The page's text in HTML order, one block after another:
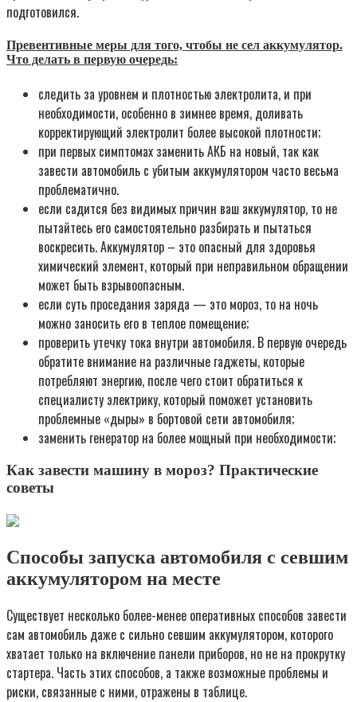
подготовился.
Превентивные меры для того, чтобы не сел аккумулятор.
Что делать в первую очередь:
следить за уровнем и плотностью электролита, и при
необходимости, особенно в зимнее время, доливать
корректирующий электролит более высокой плотности;
при первых симптомах заменить АКБ на новый, так как
завести автомобиль с убитым аккумулятором часто весьма
проблематично.
если садится без видимых причин ваш аккумулятор, то не
пытайтесь его самостоятельно разбирать и пытаться
воскресить. Аккумулятор – это опасный для здоровья
химический элемент, который при неправильном обращении
может быть взрывоопасным.
если суть проседания заряда — это мороз, то на ночь
можно заносить его в теплое помещение;
проверить утечку тока внутри автомобиля. В первую очередь
обратите внимание на различные гаджеты, которые
потребляют энергию, после чего стоит обратиться к
специалисту электрику, который поможет установить
проблемные «дыры» в бортовой сети автомобиля;
заменить генератор на более мощный при необходимости;
Как завести машину в мороз? Практические
советы
Способы запуска автомобиля с севшим
аккумулятором на месте
Существует несколько более-менее оперативных способов завести
сам автомобиль даже с сильно севшим аккумулятором, которого
хватает только на включение панели приборов, но не на прокрутку
стартера. Часть этих способов, а также возможные проблемы и
риски, связанные с ними, отражены в таблице.